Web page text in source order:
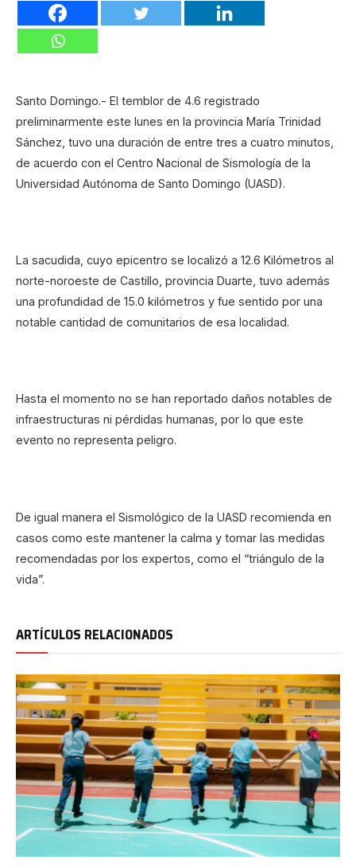
Santo Domingo.- El temblor de 4.6 registrado
preliminarmente este lunes en la provincia María Trinidad
Sánchez, tuvo una duración de entre tres a cuatro minutos,
de acuerdo con el Centro Nacional de Sismología de la
Universidad Autónoma de Santo Domingo (UASD).
La sacudida, cuyo epicentro se localizó a 12.6 Kilómetros al
norte-noroeste de Castillo, provincia Duarte, tuvo además
una profundidad de 15.0 kilómetros y fue sentido por una
notable cantidad de comunitarios de esa localidad.
Hasta el momento no se han reportado daños notables de
infraestructuras ni pérdidas humanas, por lo que este
evento no representa peligro.
De igual manera el Sismológico de la UASD recomienda en
casos como este mantener la calma y tomar las medidas
recomendadas por los expertos, como el “triángulo de la
vida”.
ARTÍCULOS RELACIONADOS